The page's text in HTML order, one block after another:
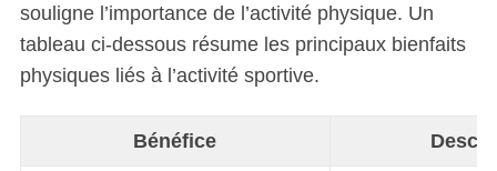
souligne l’importance de l’activité physique. Un
tableau ci-dessous résume les principaux bienfaits
physiques liés à l’activité sportive.
Bénéfice